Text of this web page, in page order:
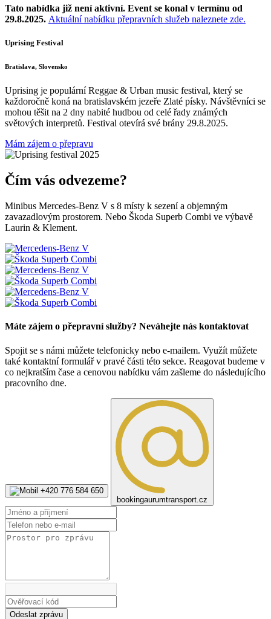
Tato nabídka již není aktivní. Event se konal v termínu od
29.8.2025. Aktuální nabídku přepravních služeb naleznete zde.
Uprising Festival
Bratislava, Slovensko
Uprising je populární Reggae & Urban music festival, který se
každoročně koná na bratislavském jezeře Zlaté písky. Návštěvníci se
mohou těšit na 2 dny nabité hudbou od celé řady známých
světových interpretů. Festival otevírá své brány 29.8.2025.
Mám zájem o přepravu
Čím vás odvezeme?
Minibus Mercedes-Benz V s 8 místy k sezení a objemným
zavazadlovým prostorem. Nebo Škoda Superb Combi ve výbavě
Laurin & Klement.
Máte zájem o přepravní služby? Neváhejte nás kontaktovat
Spojit se s námi můžete telefonicky nebo e-mailem. Využít můžete
také kontaktní formulář v pravé části této sekce. Reagovat budeme v
co nejkratším čase a cenovou nabídku vám zašleme do následujícího
pracovního dne.
+420 776 584 650
bookingaurumtransport.cz